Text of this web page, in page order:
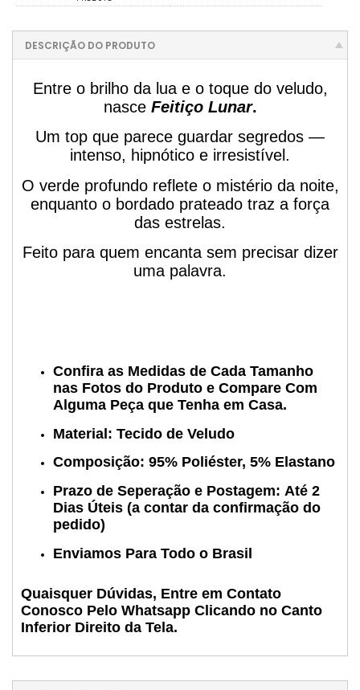
DESCRIÇÃO DO PRODUTO
Entre o brilho da lua e o toque do veludo,
nasce Feitiço Lunar.
Um top que parece guardar segredos —
intenso, hipnótico e irresistível.
O verde profundo reflete o mistério da noite,
enquanto o bordado prateado traz a força
das estrelas.
Feito para quem encanta sem precisar dizer
uma palavra.
Confira as Medidas de Cada Tamanho
nas Fotos do Produto e Compare Com
Alguma Peça que Tenha em Casa.
Material: Tecido de Veludo
Composição: 95% Poliéster, 5% Elastano
Prazo de Seperação e Postagem: Até 2
Dias Úteis (a contar da confirmação do
pedido)
Enviamos Para Todo o Brasil
Quaisquer Dúvidas, Entre em Contato
Conosco Pelo Whatsapp Clicando no Canto
Inferior Direito da Tela.